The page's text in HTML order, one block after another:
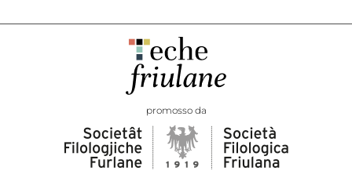
promosso da